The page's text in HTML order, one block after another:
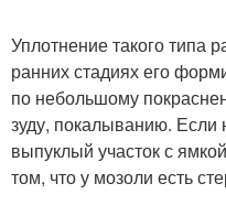
Уплотнение такого типа
ранних стадиях его
по небольшому
зуду, покалыванию. Если
выпуклый участок с
том, что у мозоли есть